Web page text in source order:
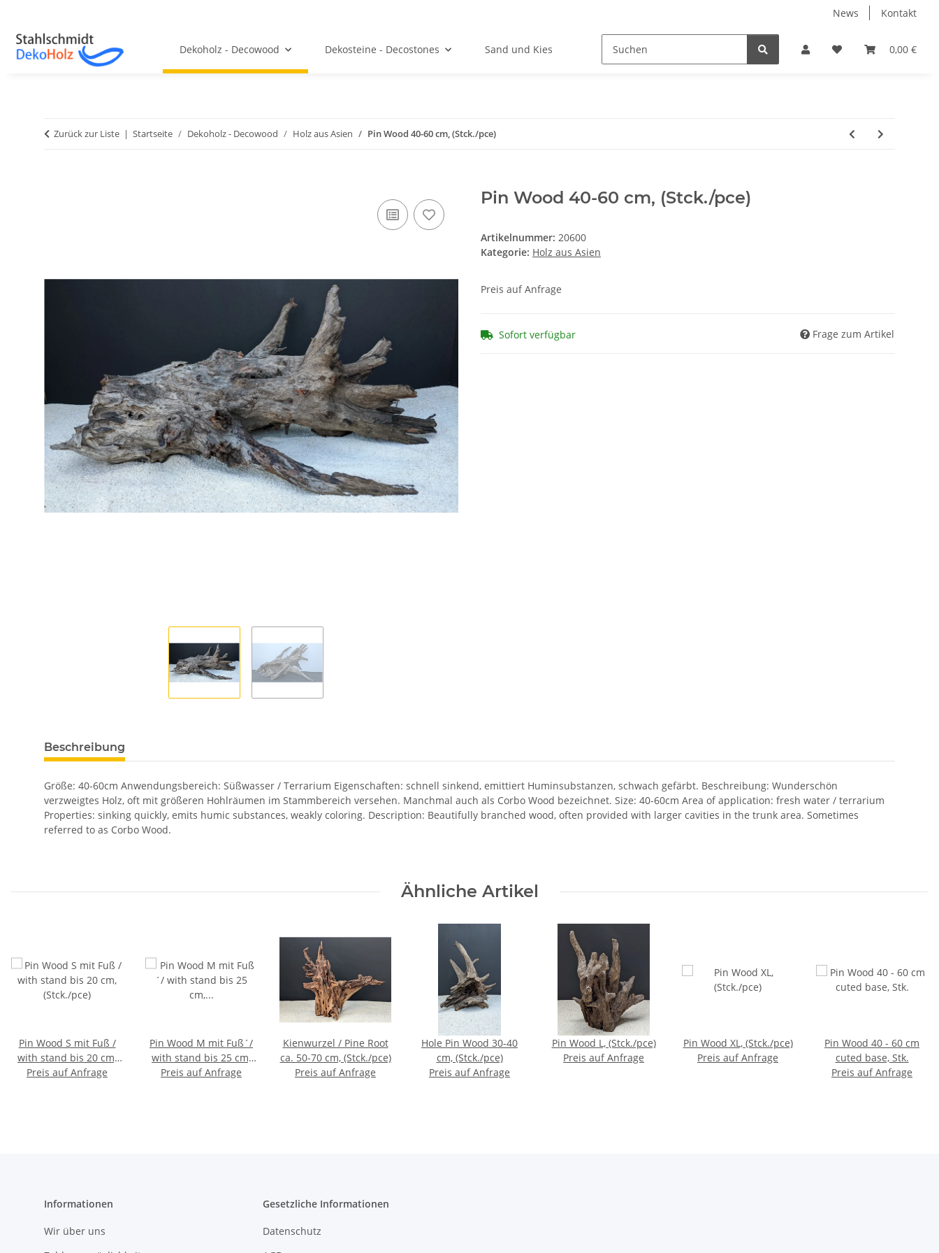
News Kontakt
0,00 €
Dekoholz - Decowood Dekosteine - Decostones Sand und Kies
Zurück zur Liste Startseite Dekoholz - Decowood Holz aus Asien Pin Wood 40-60 cm, (Stck./pce)
Pin Wood 40-60 cm, (Stck./pce)
Artikelnummer: 20600
Kategorie: Holz aus Asien
Preis auf Anfrage
Sofort verfügbar Frage zum Artikel
Beschreibung
Größe: 40-60cm Anwendungsbereich: Süßwasser / Terrarium Eigenschaften: schnell sinkend, emittiert Huminsubstanzen, schwach gefärbt. Beschreibung: Wunderschön
verzweigtes Holz, oft mit größeren Hohlräumen im Stammbereich versehen. Manchmal auch als Corbo Wood bezeichnet. Size: 40-60cm Area of application: fresh water / terrarium
Properties: sinking quickly, emits humic substances, weakly coloring. Description: Beautifully branched wood, often provided with larger cavities in the trunk area. Sometimes
referred to as Corbo Wood.
Ähnliche Artikel
Pin Wood S mit Fuß /
with stand bis 20 cm,
(Stck./pce)
Preis auf Anfrage
Pin Wood M mit Fuß´/
with stand bis 25 cm,
(Stck./pce)
Preis auf Anfrage
Kienwurzel / Pine Root
ca. 50-70 cm, (Stck./pce)
Preis auf Anfrage
Hole Pin Wood 30-40
cm, (Stck./pce)
Preis auf Anfrage
Pin Wood L, (Stck./pce)
Preis auf Anfrage
Pin Wood XL, (Stck./pce)
Preis auf Anfrage
Pin Wood 40 - 60 cm
cuted base, Stk.
Preis auf Anfrage
Informationen
Wir über uns
Gesetzliche Informationen
Datenschutz